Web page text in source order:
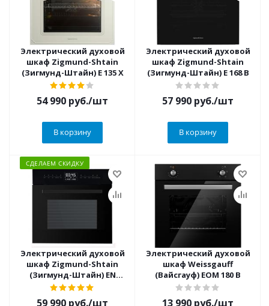
Электрический духовой
шкаф Zigmund-Shtain
(Зигмунд-Штайн) E 135 X
54 990 руб./шт
В корзину
Электрический духовой
шкаф Zigmund-Shtain
(Зигмунд-Штайн) E 168 B
57 990 руб./шт
В корзину
СДЕЛАЕМ СКИДКУ
Электрический духовой
шкаф Zigmund-Shtain
(Зигмунд-Штайн) EN
117.921 B + ВИДЕО О
59 990 руб./шт
Электрический духовой
шкаф Weissgauff
(Вайсгауф) EOM 180 B
13 990 руб./шт